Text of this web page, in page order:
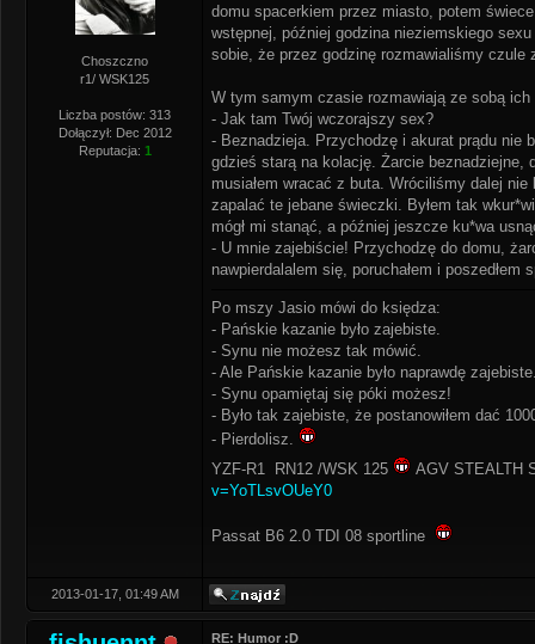
Choszczno
r1/ WSK125
Liczba postów: 313
Dołączył: Dec 2012
Reputacja: 1
domu spacerkiem przez miasto, potem
wstępnej, później godzina nieziemskiego
sobie, że przez godzinę rozmawialiśmy czule
W tym samym czasie rozmawiają ze sobą ich
- Jak tam Twój wczorajszy sex?
- Beznadzieja. Przychodzę i akurat prądu nie
gdzieś starą na kolację. Żarcie beznadziejne,
musiałem wracać z buta. Wróciliśmy dalej nie
zapalać te jebane świeczki. Byłem tak
mógł mi stanąć, a później jeszcze ku*wa
- U mnie zajebiście! Przychodzę do domu,
nawpierdalalem się, poruchałem i poszedłem
Po mszy Jasio mówi do księdza:
- Pańskie kazanie było zajebiste.
- Synu nie możesz tak mówić.
- Ale Pańskie kazanie było naprawdę
- Synu opamiętaj się póki możesz!
- Było tak zajebiste, że postanowiłem dać
- Pierdolisz.
YZF-R1 RN12 /WSK 125
AGV STEALTH
v=YoTLsvOUeY0
Passat B6 2.0 TDI 08 sportline
2013-01-17, 01:49 AM
RE: Humor :D